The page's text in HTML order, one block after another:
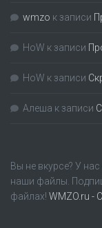
wmzo к записи
HoW к записи
HoW к записи
Алеша к записи
Вы не вкурсе? У нас
наши файлы.
файлах! WMZO.ru -